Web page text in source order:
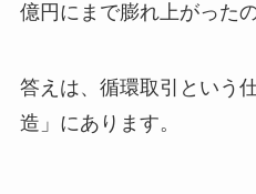
億円にまで膨れ上がった
答えは、循環取引という
造」にあります。